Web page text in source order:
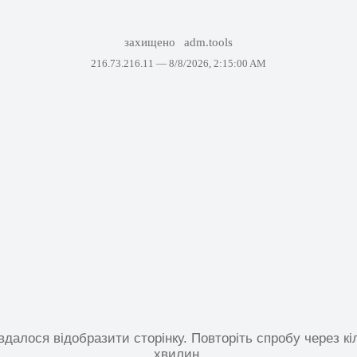
захищено adm.tools
216.73.216.11 — 8/8/2026, 2:15:00 AM
відобразити сторінку. Повторіть спробу через